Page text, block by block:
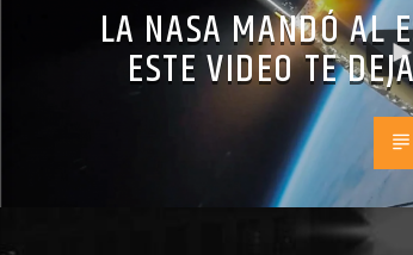
LA NASA MANDÓ AL
ESTE VIDEO TE